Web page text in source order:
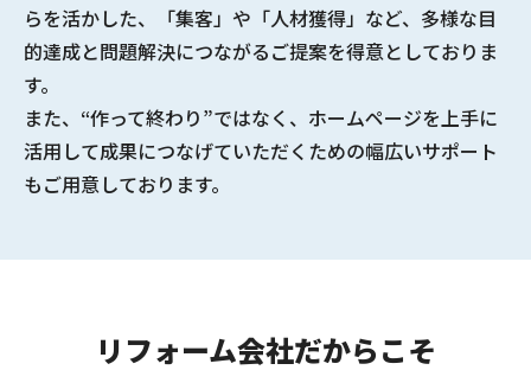
らを活かした、「集客」や「人材獲得」など、多様な目
的達成と問題解決につながるご提案を得意としておりま
す。
また、“作って終わり”ではなく、ホームページを上手に
活用して成果につなげていただくための幅広いサポート
もご用意しております。
リフォーム会社だからこそ